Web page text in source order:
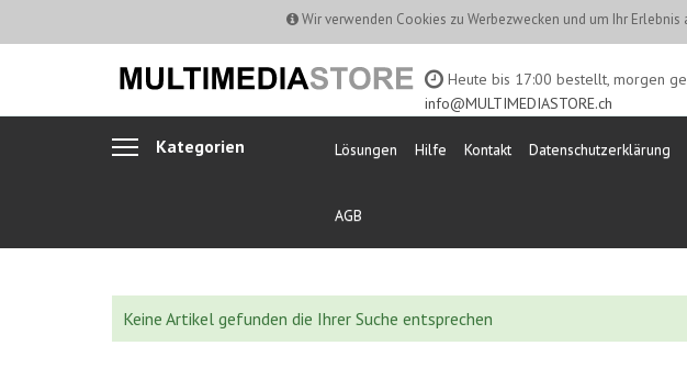
Wir verwenden Cookies zu Werbezwecken und um Ihr Erlebnis
Heute bis 17:00 bestellt, morgen
info@MULTIMEDIASTORE.ch
Kategorien Lösungen Hilfe Kontakt Datenschutzerklärung
AGB
Keine Artikel gefunden die Ihrer Suche entsprechen